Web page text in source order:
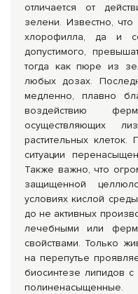
отличается от
зелени. Известно,
хлорофилла, да и
допустимого,
тогда как пюре из
любых дозах.
медленно, плавно
воздействию
осуществляющих
растительных
ситуации
Также важно, что
защищенной
условиях кислой
до не активных
лечебными или
свойствами. Только
на перепутье
биосинтезе липидов
полиненасыщенные.